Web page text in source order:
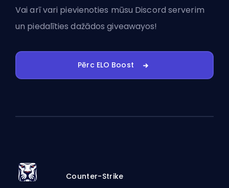
Vai arī vari pievienoties mūsu Discord serverim
un piedalīties dažādos giveawayos!
Pērc ELO Boost
Counter-Strike